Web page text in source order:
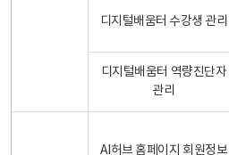
디지털배움터 수강생 관리
디지털배움터 역량진단자
관리
AI허브 홈페이지 회원정보